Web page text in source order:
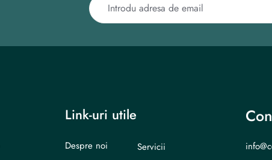
Link-uri utile
Despre noi Servicii